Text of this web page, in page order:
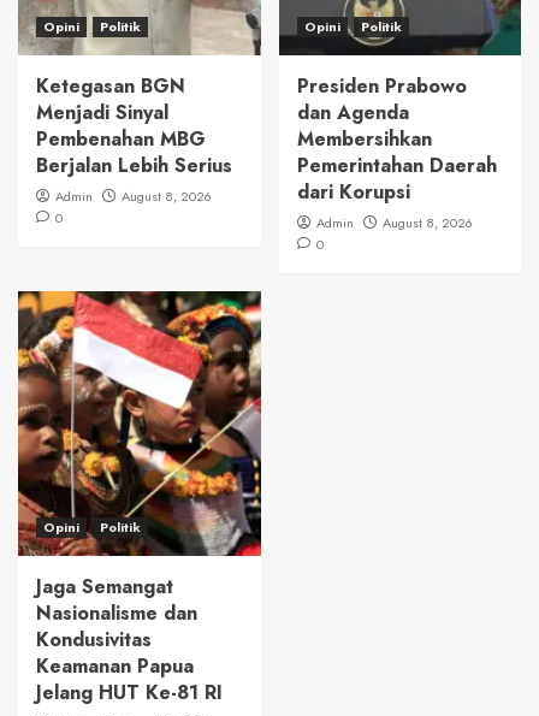
Opini Politik
Ketegasan BGN
Menjadi Sinyal
Pembenahan MBG
Berjalan Lebih Serius
Admin
August 8, 2026
0
Opini Politik
Presiden Prabowo
dan Agenda
Membersihkan
Pemerintahan Daerah
dari Korupsi
Admin
August 8, 2026
0
Opini Politik
Jaga Semangat
Nasionalisme dan
Kondusivitas
Keamanan Papua
Jelang HUT Ke-81 RI